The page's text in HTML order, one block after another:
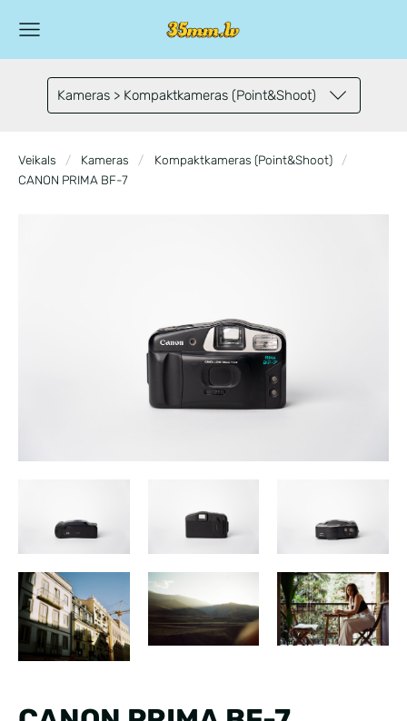
Kameras > Kompaktkameras (Point&Shoot)
Veikals Kameras
Kompaktkameras (Point&Shoot)
CANON PRIMA BF-7